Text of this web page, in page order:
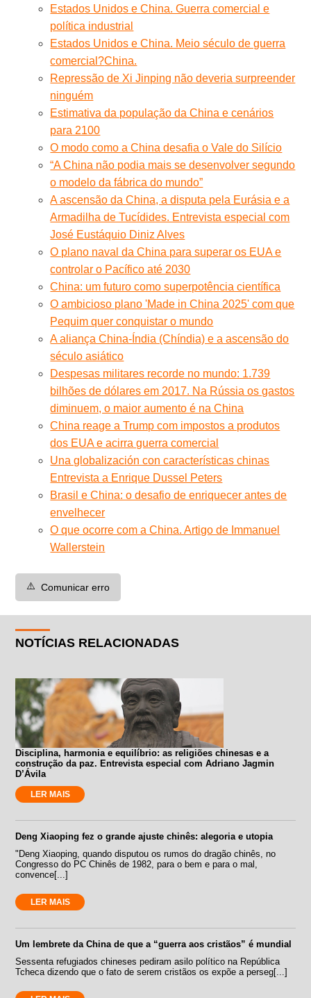
Estados Unidos e China. Guerra comercial e
política industrial
Estados Unidos e China. Meio século de guerra
comercial?China.
Repressão de Xi Jinping não deveria surpreender
ninguém
Estimativa da população da China e cenários
para 2100
O modo como a China desafia o Vale do Silício
“A China não podia mais se desenvolver segundo
o modelo da fábrica do mundo”
A ascensão da China, a disputa pela Eurásia e a
Armadilha de Tucídides. Entrevista especial com
José Eustáquio Diniz Alves
O plano naval da China para superar os EUA e
controlar o Pacífico até 2030
China: um futuro como superpotência científica
O ambicioso plano 'Made in China 2025' com que
Pequim quer conquistar o mundo
A aliança China-Índia (Chíndia) e a ascensão do
século asiático
Despesas militares recorde no mundo: 1.739
bilhões de dólares em 2017. Na Rússia os gastos
diminuem, o maior aumento é na China
China reage a Trump com impostos a produtos
dos EUA e acirra guerra comercial
Una globalización con características chinas
Entrevista a Enrique Dussel Peters
Brasil e China: o desafio de enriquecer antes de
envelhecer
O que ocorre com a China. Artigo de Immanuel
Wallerstein
⚠️ Comunicar erro
NOTÍCIAS RELACIONADAS
Disciplina, harmonia e equilíbrio: as religiões chinesas e a
construção da paz. Entrevista especial com Adriano Jagmin
D’Ávila
LER MAIS
Deng Xiaoping fez o grande ajuste chinês: alegoria e utopia
"Deng Xiaoping, quando disputou os rumos do dragão chinês, no
Congresso do PC Chinês de 1982, para o bem e para o mal,
convence[...]
LER MAIS
Um lembrete da China de que a “guerra aos cristãos” é mundial
Sessenta refugiados chineses pediram asilo político na República
Tcheca dizendo que o fato de serem cristãos os expõe a perseg[...]